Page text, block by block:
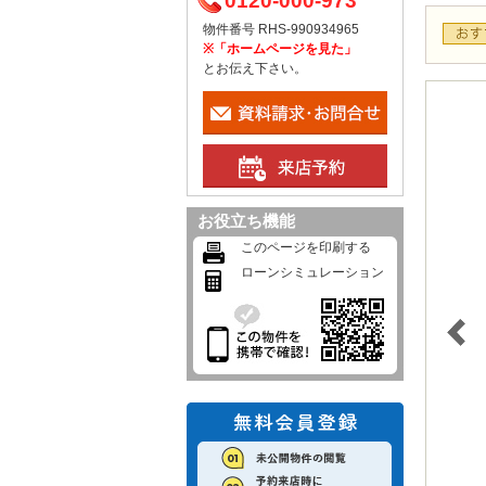
物件番号 RHS-990934965
※「ホームページを見た」
とお伝え下さい。
お役立ち機能
このページを印刷する
ローンシミュレーション